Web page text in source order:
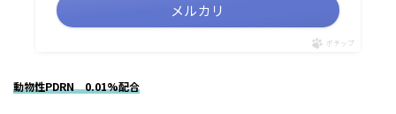
メルカリ
ポチップ
動物性PDRN 0.01%配合